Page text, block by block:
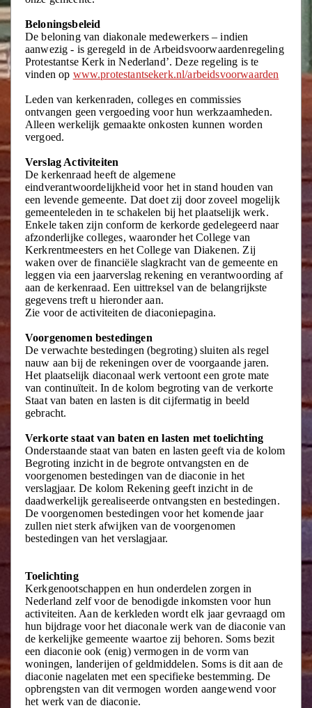
Beloningsbeleid
De beloning van diakonale medewerkers – indien
aanwezig - is geregeld in de Arbeidsvoorwaardenregeling
Protestantse Kerk in Nederland’. Deze regeling is te
vinden op www.protestantsekerk.nl/arbeidsvoorwaarden
Leden van kerkenraden, colleges en commissies
ontvangen geen vergoeding voor hun werkzaamheden.
Alleen werkelijk gemaakte onkosten kunnen worden
vergoed.
Verslag Activiteiten
De kerkenraad heeft de algemene
eindverantwoordelijkheid voor het in stand houden van
een levende gemeente. Dat doet zij door zoveel mogelijk
gemeenteleden in te schakelen bij het plaatselijk werk.
Enkele taken zijn conform de kerkorde gedelegeerd naar
afzonderlijke colleges, waaronder het College van
Kerkrentmeesters en het College van Diakenen. Zij
waken over de financiële slagkracht van de gemeente en
leggen via een jaarverslag rekening en verantwoording af
aan de kerkenraad. Een uittreksel van de belangrijkste
gegevens treft u hieronder aan.
Zie voor de activiteiten de diaconiepagina.
Voorgenomen bestedingen
De verwachte bestedingen (begroting) sluiten als regel
nauw aan bij de rekeningen over de voorgaande jaren.
Het plaatselijk diaconaal werk vertoont een grote mate
van continuïteit. In de kolom begroting van de verkorte
Staat van baten en lasten is dit cijfermatig in beeld
gebracht.
Verkorte staat van baten en lasten met toelichting
Onderstaande staat van baten en lasten geeft via de kolom
Begroting inzicht in de begrote ontvangsten en de
voorgenomen bestedingen van de diaconie in het
verslagjaar. De kolom Rekening geeft inzicht in de
daadwerkelijk gerealiseerde ontvangsten en bestedingen.
De voorgenomen bestedingen voor het komende jaar
zullen niet sterk afwijken van de voorgenomen
bestedingen van het verslagjaar.
Toelichting
Kerkgenootschappen en hun onderdelen zorgen in
Nederland zelf voor de benodigde inkomsten voor hun
activiteiten. Aan de kerkleden wordt elk jaar gevraagd om
hun bijdrage voor het diaconale werk van de diaconie van
de kerkelijke gemeente waartoe zij behoren. Soms bezit
een diaconie ook (enig) vermogen in de vorm van
woningen, landerijen of geldmiddelen. Soms is dit aan de
diaconie nagelaten met een specifieke bestemming. De
opbrengsten van dit vermogen worden aangewend voor
het werk van de diaconie.